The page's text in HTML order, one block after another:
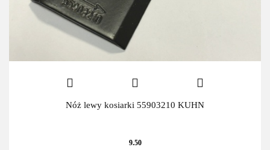
Nóż lewy kosiarki 55903210 KUHN
9.50